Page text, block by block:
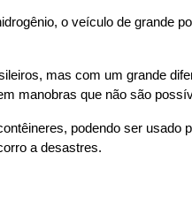
o veículo de grande
mas com um grande
manobras que não são
podendo ser
a desastres.